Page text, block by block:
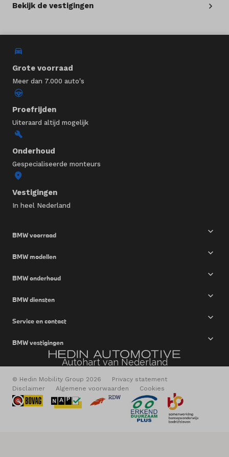
Bekijk de vestigingen
Grote voorraad
Meer dan 7.000 auto's
Proefrijden
Uiteraard altijd mogelijk
Onderhoud
Gespecialiseerde monteurs
Vestigingen
In heel Nederland
BMW voorraad
BMW modellen
BMW onderhoud
BMW diensten
Service en contact
BMW vestigingen
Autohart van Nederland
© Hedin Mobility Group 2026
Privacy statement
Disclaimer
Algemene voorwaarden Cookies